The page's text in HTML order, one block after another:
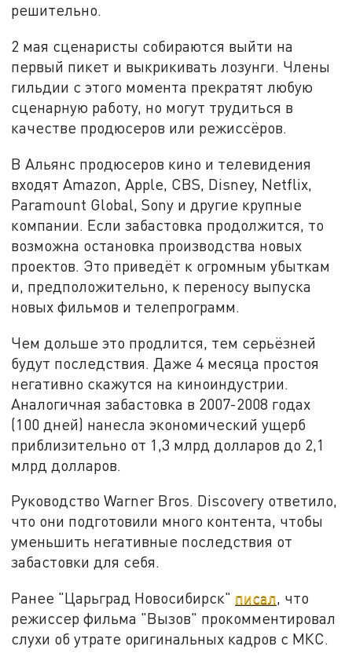
решительно.
2 мая сценаристы собираются выйти на
первый пикет и выкрикивать лозунги. Члены
гильдии с этого момента прекратят любую
сценарную работу, но могут трудиться в
качестве продюсеров или режиссёров.
В Альянс продюсеров кино и телевидения
входят Amazon, Apple, CBS, Disney, Netflix,
Paramount Global, Sony и другие крупные
компании. Если забастовка продолжится, то
возможна остановка производства новых
проектов. Это приведёт к огромным убыткам
и, предположительно, к переносу выпуска
новых фильмов и телепрограмм.
Чем дольше это продлится, тем серьёзней
будут последствия. Даже 4 месяца простоя
негативно скажутся на киноиндустрии.
Аналогичная забастовка в 2007-2008 годах
(100 дней) нанесла экономический ущерб
приблизительно от 1,3 млрд долларов до 2,1
млрд долларов.
Руководство Warner Bros. Discovery ответило,
что они подготовили много контента, чтобы
уменьшить негативные последствия от
забастовки для себя.
Ранее "Царьград Новосибирск" писал, что
режиссер фильма "Вызов" прокомментировал
слухи об утрате оригинальных кадров с МКС.